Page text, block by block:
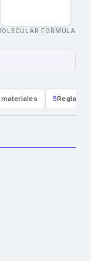
FORMULA
5